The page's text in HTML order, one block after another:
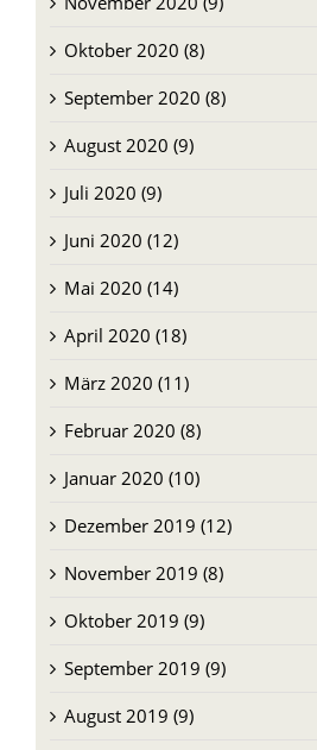
Oktober 2020 (8)
September 2020 (8)
August 2020 (9)
Juli 2020 (9)
Juni 2020 (12)
Mai 2020 (14)
April 2020 (18)
März 2020 (11)
Februar 2020 (8)
Januar 2020 (10)
Dezember 2019 (12)
November 2019 (8)
Oktober 2019 (9)
September 2019 (9)
August 2019 (9)